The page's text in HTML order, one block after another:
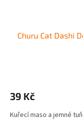
Churu Cat Dashi
39 Kč
Kuřecí maso a jemné